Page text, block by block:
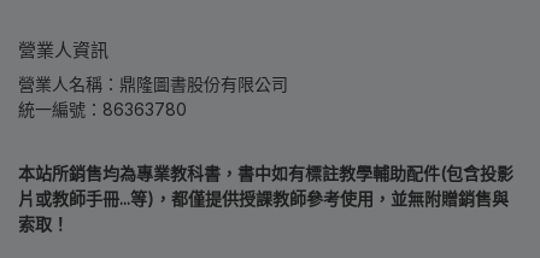
營業人資訊
營業人名稱：鼎隆圖書股份有限公司
統一編號：86363780
本站所銷售均為專業教科書，書中如有標註教學輔助配件(包含投影
片或教師手冊...等)，都僅提供授課教師參考使用，並無附贈銷售與
索取！